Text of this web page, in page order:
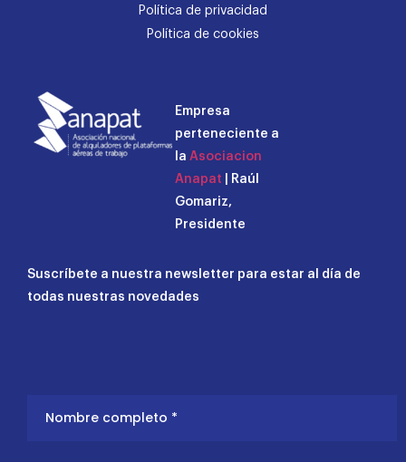
Política de privacidad
Política de cookies
Empresa
perteneciente a
la Asociacion
Anapat | Raúl
Gomariz,
Presidente
Suscríbete a nuestra newsletter para estar al día de
todas nuestras novedades